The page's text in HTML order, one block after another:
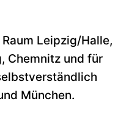
Leipzig/Halle,
Chemnitz und für
München.